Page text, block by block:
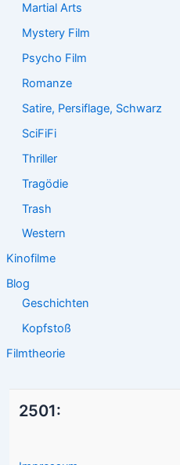
Martial Arts
Mystery Film
Psycho Film
Romanze
Satire, Persiflage, Schwarz
SciFiFi
Thriller
Tragödie
Trash
Western
Kinofilme
Blog
Geschichten
Kopfstoß
Filmtheorie
2501: